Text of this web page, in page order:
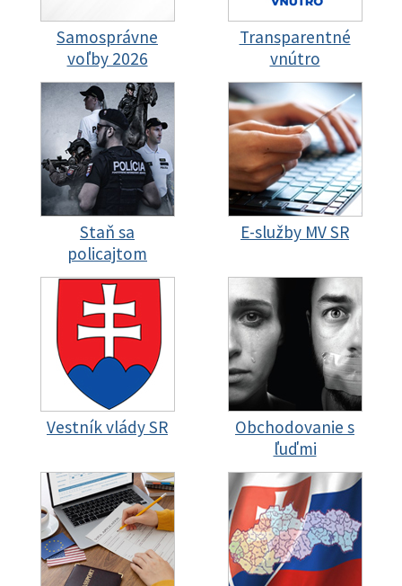
Samosprávne
voľby 2026
Transparentné
vnútro
Staň sa
policajtom
E-služby MV SR
Vestník vlády SR
Obchodovanie s
ľuďmi